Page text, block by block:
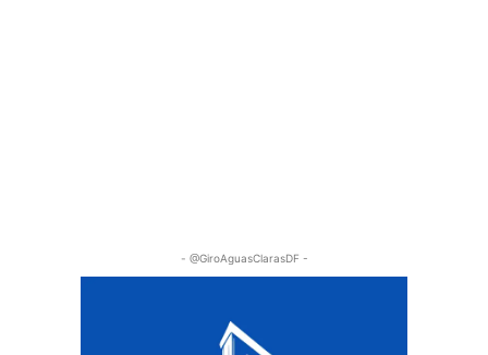
- @GiroAguasClarasDF -